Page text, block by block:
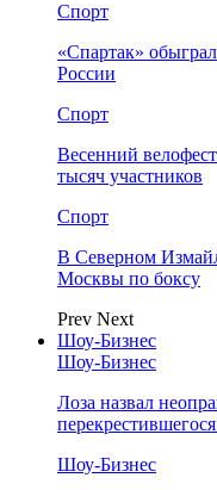
Спорт
«Спартак»
России
Спорт
Весенний
тысяч участников
Спорт
В Северном
Москвы по боксу
Prev Next
Шоу-Бизнес
Шоу-Бизнес
Лоза назвал
Шоу-Бизнес